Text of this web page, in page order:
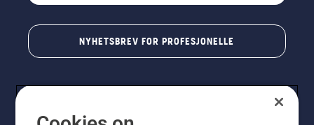
NYHETSBREV FOR PROFESJONELLE